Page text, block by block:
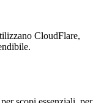
CloudFlare,